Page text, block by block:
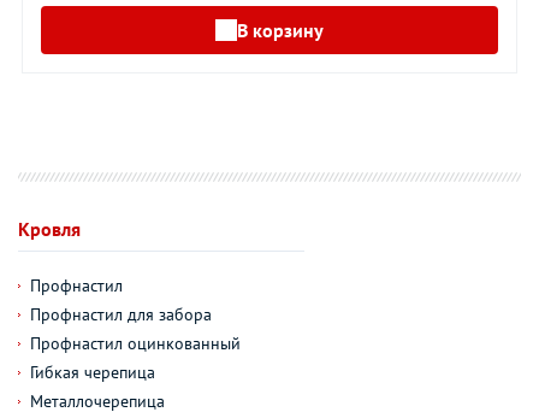
В корзину
Кровля
Профнастил
Профнастил для забора
Профнастил оцинкованный
Гибкая черепица
Металлочерепица